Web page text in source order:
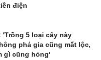
điện
'Trồng 5 loại cây này
phá gia cũng mất lộc,
gì cũng hỏng'